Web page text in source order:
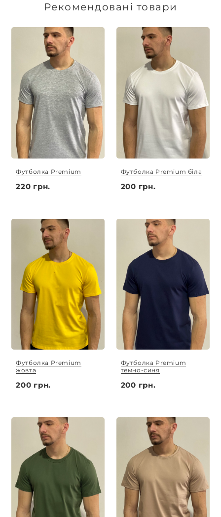
виготовлення індивідуальних замовлень
Рекомендовані товари
Футболка Premium
220 грн.
Футболка Premium біла
200 грн.
Футболка Premium
жовта
200 грн.
Футболка Premium
темно-синя
200 грн.